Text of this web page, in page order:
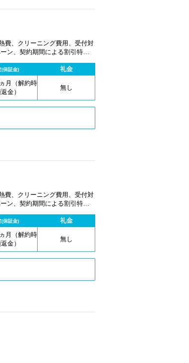
費、クリーニング費用、受付対
ン、契約期間による割引特典
(保証金) 礼金
月（解約時
金）
無し
費、クリーニング費用、受付対
ン、契約期間による割引特典
(保証金) 礼金
月（解約時
金）
無し